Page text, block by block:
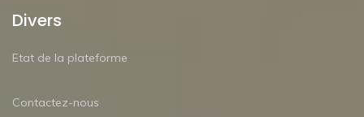
Divers
Etat de la plateforme
Contactez-nous